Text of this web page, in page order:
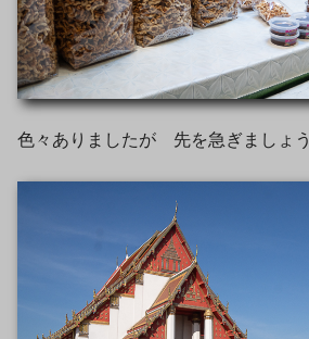
色々ありましたが 先を急ぎましょう